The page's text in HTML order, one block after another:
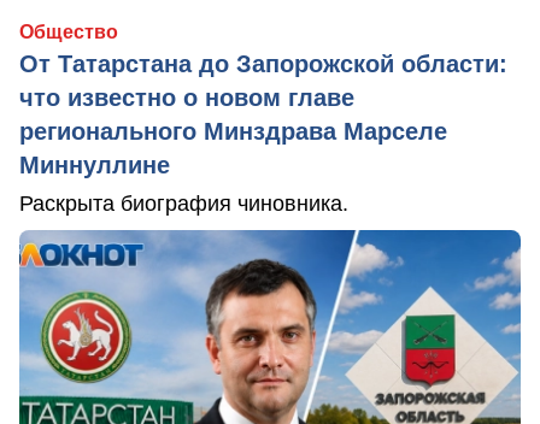
Общество
От Татарстана до Запорожской области:
что известно о новом главе
регионального Минздрава Марселе
Миннуллине
Раскрыта биография чиновника.